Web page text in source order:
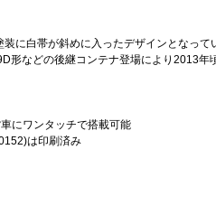
に白帯が斜めに入ったデザインとなって
などの後継コンテナ登場により2013年
にワンタッチで搭載可能
は印刷済み